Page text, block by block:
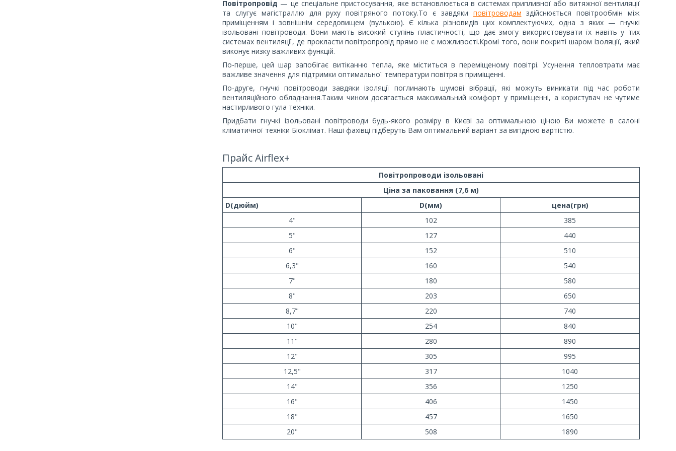
Повітропровід — це спеціальне пристосування, яке встановлюється в системах припливної або витяжної вентиляції
та слугує магістраллю для руху повітряного потоку.То є завдяки повітроводам здійснюється повітрообмін між
приміщенням і зовнішнім середовищем (вулькою). Є кілька різновидів цих комплектуючих, одна з яких — гнучкі
ізольовані повітроводи. Вони мають високий ступінь пластичності, що дає змогу використовувати їх навіть у тих
системах вентиляції, де прокласти повітропровід прямо не є можливості.Кромі того, вони покриті шаром ізоляції, який
виконує низку важливих функцій.
По-перше, цей шар запобігає витіканню тепла, яке міститься в переміщеному повітрі. Усунення тепловтрати має
важливе значення для підтримки оптимальної температури повітря в приміщенні.
По-друге, гнучкі повітроводи завдяки ізоляції поглинають шумові вібрації, які можуть виникати під час роботи
вентиляційного обладнання.Таким чином досягається максимальний комфорт у приміщенні, а користувач не чутиме
настирливого гула техніки.
Придбати гнучкі ізольовані повітроводи будь-якого розміру в Києві за оптимальною ціною Ви можете в салоні
кліматичної техніки Біоклімат. Наші фахівці підберуть Вам оптимальний варіант за вигідною вартістю.
Прайс Airflex+
Повітропроводи ізольовані
Ціна за паковання (7,6 м)
D(дюйм)
D(мм)
цена(грн)
4"
102
385
5"
127
440
6"
152
510
6,3"
160
540
7"
180
580
8"
203
650
8,7"
220
740
10"
254
840
11"
280
890
12"
305
995
12,5"
317
1040
14"
356
1250
16"
406
1450
18"
457
1650
20"
508 1890